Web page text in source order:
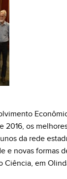
2016, os
da rede
e novas formas
Ciência, em